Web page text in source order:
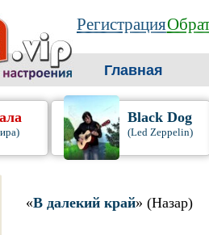
Регистрация
Главная
Black Dog
(Led Zeppelin)
«В далекий край» (Назар)